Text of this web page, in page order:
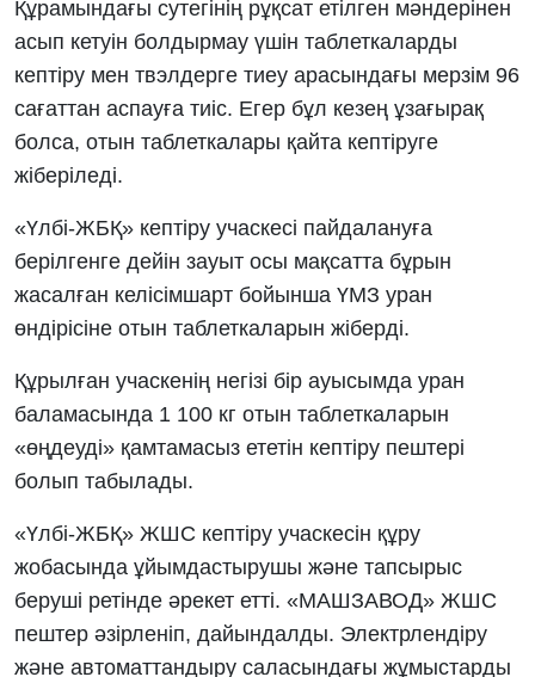
Құрамындағы сутегінің рұқсат етілген мәндерінен
асып кетуін болдырмау үшін таблеткаларды
кептіру мен твэлдерге тиеу арасындағы мерзім 96
сағаттан аспауға тиіс. Егер бұл кезең ұзағырақ
болса, отын таблеткалары қайта кептіруге
жіберіледі.
«Үлбі-ЖБҚ» кептіру учаскесі пайдалануға
берілгенге дейін зауыт осы мақсатта бұрын
жасалған келісімшарт бойынша ҮМЗ уран
өндірісіне отын таблеткаларын жіберді.
Құрылған учаскенің негізі бір ауысымда уран
баламасында 1 100 кг отын таблеткаларын
«өңдеуді» қамтамасыз ететін кептіру пештері
болып табылады.
«Үлбі-ЖБҚ» ЖШС кептіру учаскесін құру
жобасында ұйымдастырушы және тапсырыс
беруші ретінде әрекет етті. «МАШЗАВОД» ЖШС
пештер әзірленіп, дайындалды. Электрлендіру
және автоматтандыру саласындағы жұмыстарды